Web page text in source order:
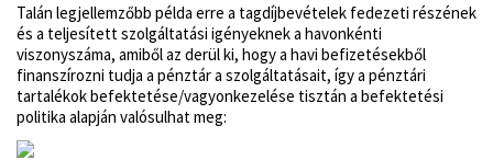
Talán legjellemzőbb példa erre a tagdíjbevételek fedezeti részének
és a teljesített szolgáltatási igényeknek a havonkénti
viszonyszáma, amiből az derül ki, hogy a havi befizetésekből
finanszírozni tudja a pénztár a szolgáltatásait, így a pénztári
tartalékok befektetése/vagyonkezelése tisztán a befektetési
politika alapján valósulhat meg: